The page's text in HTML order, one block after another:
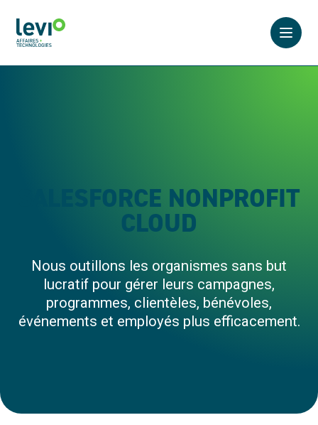
Ouvrir
SALESFORCE NONPROFIT
CLOUD
Nous outillons les organismes sans but
lucratif pour gérer leurs campagnes,
programmes, clientèles, bénévoles,
événements et employés plus efficacement.